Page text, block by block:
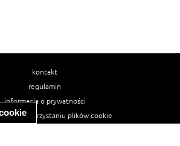
kontakt
regulamin
informacja o prywatności
o wykorzystaniu plików cookie